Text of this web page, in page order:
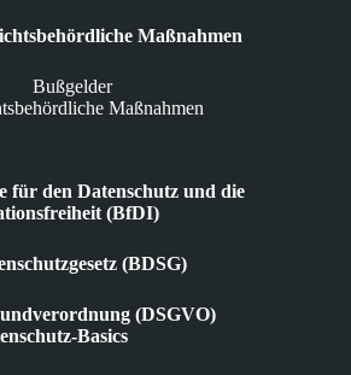
Maßnahmen
Bußgelder
Maßnahmen
für den Datenschutz und die
(BfDI)
(BDSG)
(DSGVO)
Basics